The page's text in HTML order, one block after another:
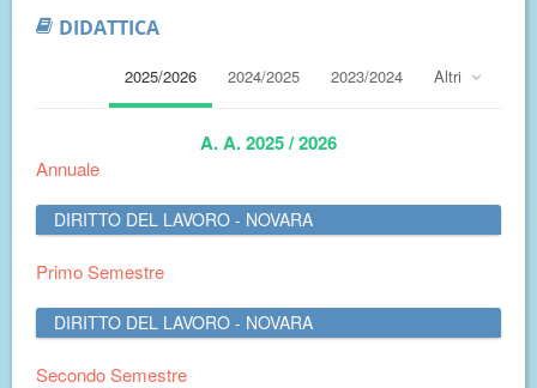
DIDATTICA
2025/2026 2024/2025 2023/2024 Altri
A. A. 2025 / 2026
Annuale
DIRITTO DEL LAVORO - NOVARA
Primo Semestre
DIRITTO DEL LAVORO - NOVARA
Secondo Semestre